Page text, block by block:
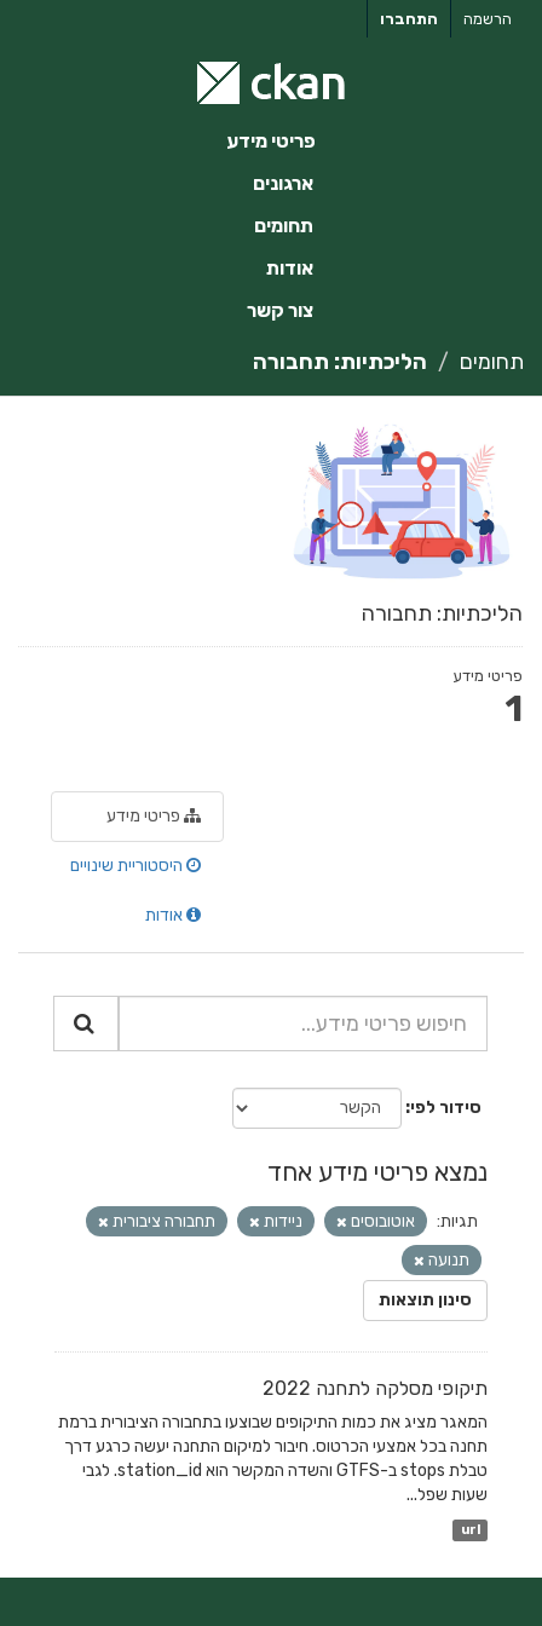
התחברו הרשמה
פריטי מידע
ארגונים
תחומים
אודות
צור קשר
תחומים הליכתיות: תחבורה
הליכתיות: תחבורה
פריטי מידע
1
פריטי מידע
היסטוריית שינויים
אודות
סידור לפי
נמצא פריטי מידע אחד
תגיות: אוטובוסים ניידות
תחבורה ציבורית
תנועה
סינון תוצאות
תיקופי מסלקה לתחנה 2022
המאגר מציג את כמות התיקופים שבוצעו בתחבורה הציבורית ברמת
תחנה בכל אמצעי הכרטוס. חיבור למיקום התחנה יעשה כרגע דרך
טבלת stops ב-GTFS והשדה המקשר הוא station_id. לגבי
שעות שפל...
url